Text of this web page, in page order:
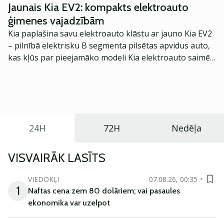
Jaunais Kia EV2: kompakts elektroauto
ģimenes vajadzībām
Kia paplašina savu elektroauto klāstu ar jauno Kia EV2
– pilnībā elektrisku B segmenta pilsētas apvidus auto,
kas kļūs par pieejamāko modeli Kia elektroauto saimē
24H 72H Nedēļa
VISVAIRĀK LASĪTS
1
VIEDOKĻI
07.08.26, 00:35
Naftas cena zem 80 dolāriem; vai pasaules
ekonomika var uzelpot